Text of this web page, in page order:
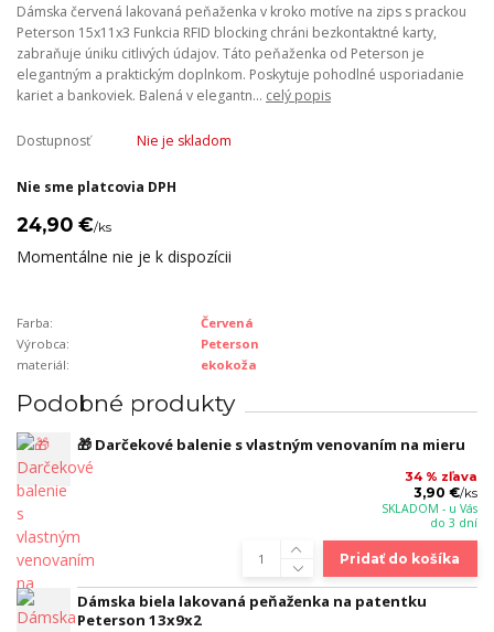
Dámska červená lakovaná peňaženka v kroko motíve na zips s prackou
Peterson 15x11x3 Funkcia RFID blocking chráni bezkontaktné karty,
zabraňuje úniku citlivých údajov. Táto peňaženka od Peterson je
elegantným a praktickým doplnkom. Poskytuje pohodlné usporiadanie
kariet a bankoviek. Balená v elegantn... celý popis
Dostupnosť Nie je skladom
Nie sme platcovia DPH
24,90 €/ks
Momentálne nie je k dispozícii
Farba:
Červená
Výrobca:
Peterson
materiál:
ekokoža
Podobné produkty
🎁 Darčekové balenie s vlastným venovaním na mieru
34 % zľava
3,90 €/ks
SKLADOM - u Vás
do 3 dní
Pridať do košíka
Dámska biela lakovaná peňaženka na patentku
Peterson 13x9x2